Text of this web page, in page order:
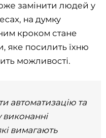
замінити людей у
на думку
кроком стане
яке посилить їхню
можливості.
автоматизацію та
вимагають